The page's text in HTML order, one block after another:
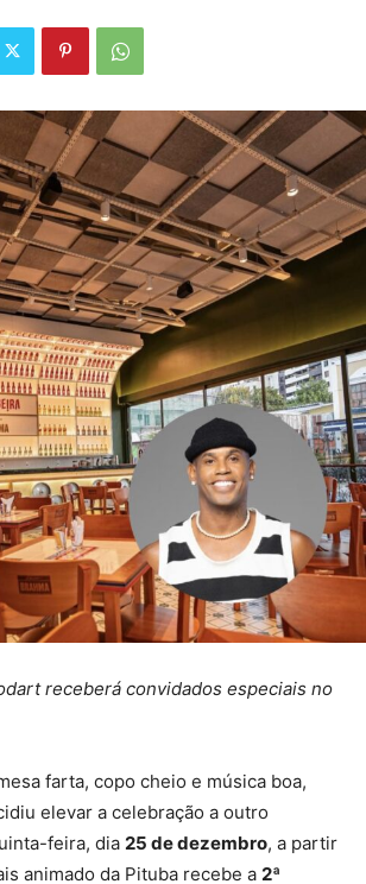
receberá convidados especiais no
farta, copo cheio e música boa,
elevar a celebração a outro
feira, dia 25 de dezembro, a partir
animado da Pituba recebe a 2ª